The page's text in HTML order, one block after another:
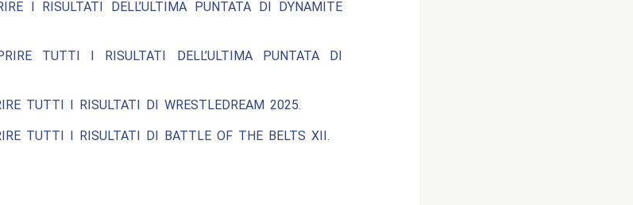
I RISULTATI DELL’ULTIMA PUNTATA DI DYNAMITE
TUTTI I RISULTATI DELL’ULTIMA PUNTATA DI
TUTTI I RISULTATI DI WRESTLEDREAM 2025.
TUTTI I RISULTATI DI BATTLE OF THE BELTS XII.